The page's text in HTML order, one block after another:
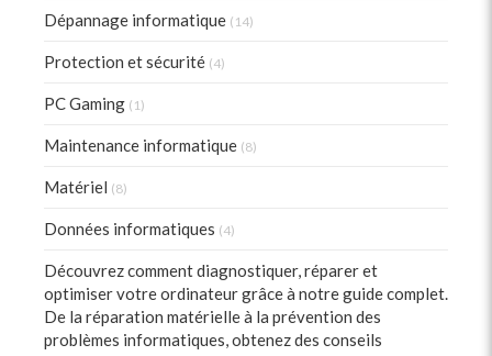
Dépannage informatique (14)
Protection et sécurité (4)
PC Gaming (1)
Maintenance informatique (8)
Matériel (8)
Données informatiques (4)
Découvrez comment diagnostiquer, réparer et
optimiser votre ordinateur grâce à notre guide complet.
De la réparation matérielle à la prévention des
problèmes informatiques, obtenez des conseils